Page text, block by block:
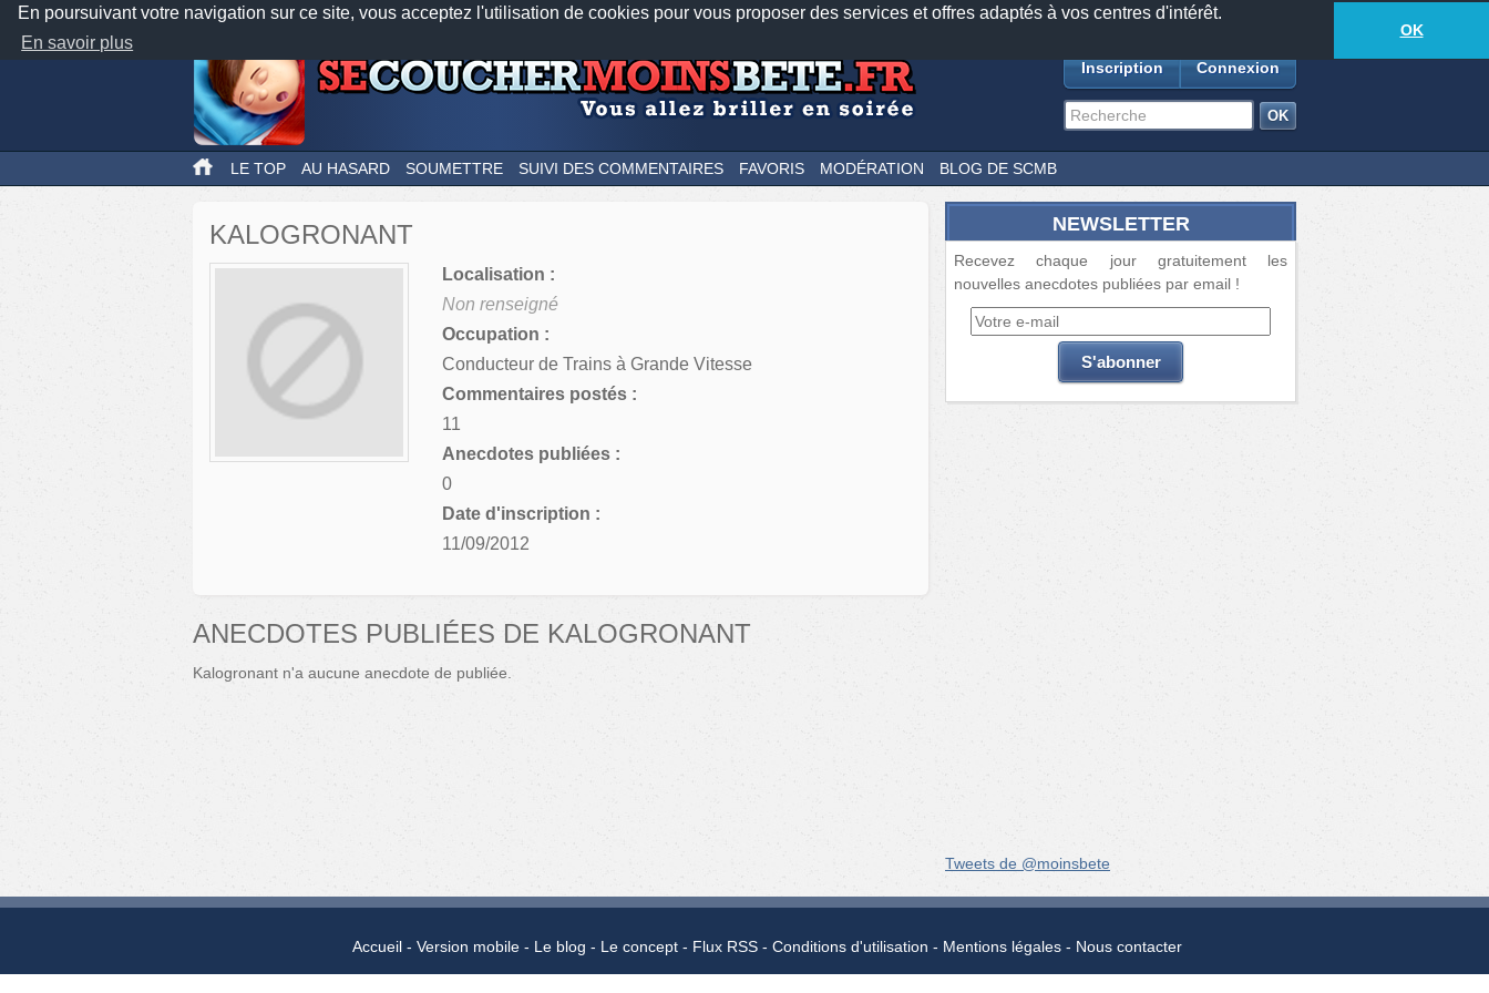
En poursuivant votre navigation sur ce site, vous acceptez l'utilisation de cookies pour vous proposer des services et offres adaptés à vos centres d'intérêt.
En savoir plus
OK
Nos applications mobiles Newsletter Facebook
TwitterFeeds18881anecdotes-507lecteurs connectés
Inscription Connexion
LE TOP AU HASARD SOUMETTRE SUIVI DES COMMENTAIRES FAVORIS MODÉRATION BLOG DE SCMB
KALOGRONANT
Localisation :
Non renseigné
Occupation :
Conducteur de Trains à Grande Vitesse
Commentaires postés :
11
Anecdotes publiées :
0
Date d'inscription :
11/09/2012
ANECDOTES PUBLIÉES DE KALOGRONANT
Kalogronant n'a aucune anecdote de publiée.
NEWSLETTER
Recevez chaque jour gratuitement les
nouvelles anecdotes publiées par email !
Tweets de @moinsbete
Accueil Version mobile Le blog Le concept Flux RSS Conditions d'utilisation Mentions légales Nous contacter